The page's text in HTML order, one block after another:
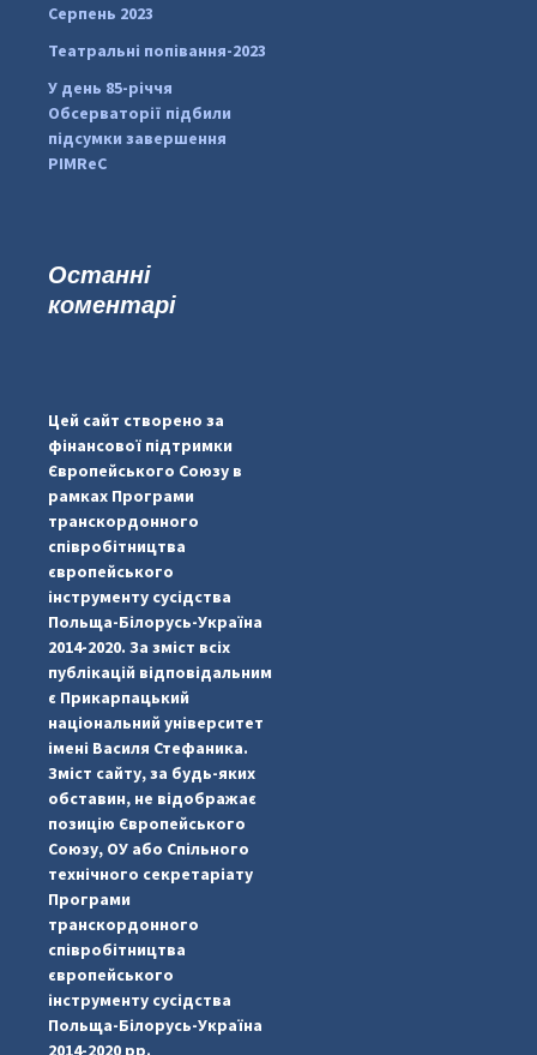
#PipIvanToday
Серпень 2023
Театральні попівання-2023
У день 85-річчя
Обсерваторії підбили
підсумки завершення
PIMReC
Останні
коментарі
Цей сайт створено за
фінансової підтримки
Європейського Союзу в
рамках Програми
транскордонного
співробітництва
європейського
інструменту сусідства
Польща-Білорусь-Україна
2014-2020. За зміст всіх
публікацій відповідальним
є Прикарпацький
національний університет
імені Василя Стефаника.
Зміст сайту, за будь-яких
обставин, не відображає
позицію Європейського
Союзу, ОУ або Спільного
технічного секретаріату
Програми
транскордонного
співробітництва
європейського
інструменту сусідства
Польща-Білорусь-Україна
2014-2020 рр.